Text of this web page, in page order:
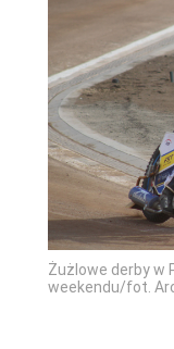
Żużlowe derby w
weekendu/fot.